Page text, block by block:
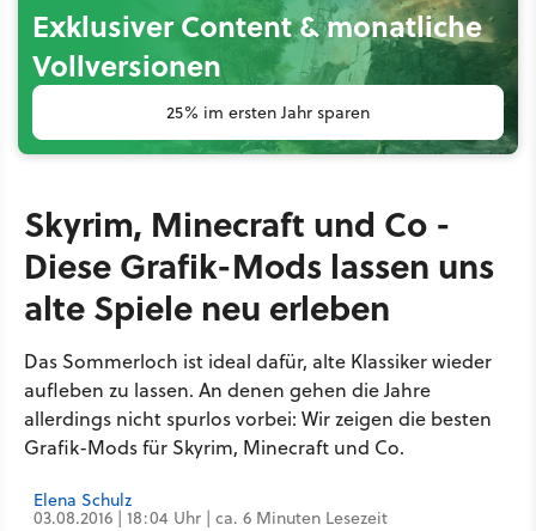
Exklusiver Content & monatliche
Vollversionen
25% im ersten Jahr sparen
Skyrim, Minecraft und Co -
Diese Grafik-Mods lassen uns
alte Spiele neu erleben
Das Sommerloch ist ideal dafür, alte Klassiker wieder
aufleben zu lassen. An denen gehen die Jahre
allerdings nicht spurlos vorbei: Wir zeigen die besten
Grafik-Mods für Skyrim, Minecraft und Co.
Elena Schulz
03.08.2016 | 18:04 Uhr | ca. 6 Minuten Lesezeit